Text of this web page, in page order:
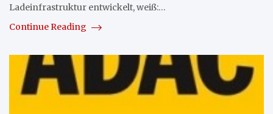
Ladeinfrastruktur entwickelt, weiß:…
Continue Reading